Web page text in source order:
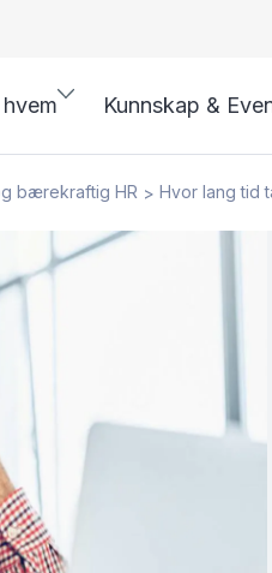
Kunnskap &
bærekraftig HR > Hvor lang tid